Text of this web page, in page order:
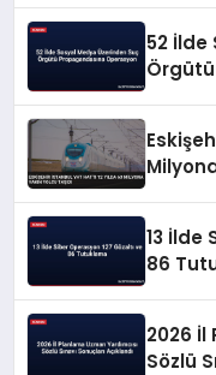
52 İlde
13 İlde
86
2026 İl
Sözlü